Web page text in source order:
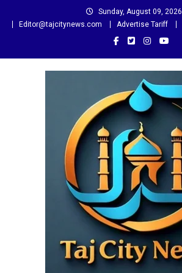
Sunday, August 09, 2026
Editor@tajcitynews.com
Advertise Tariff